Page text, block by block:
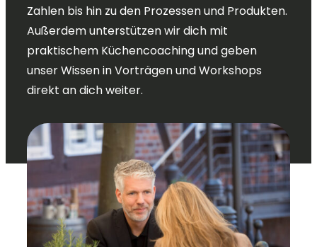
Zahlen bis hin zu den Prozessen und Produkten.
Außerdem unterstützen wir dich mit
praktischem Küchencoaching und geben
unser Wissen in Vorträgen und Workshops
direkt an dich weiter.